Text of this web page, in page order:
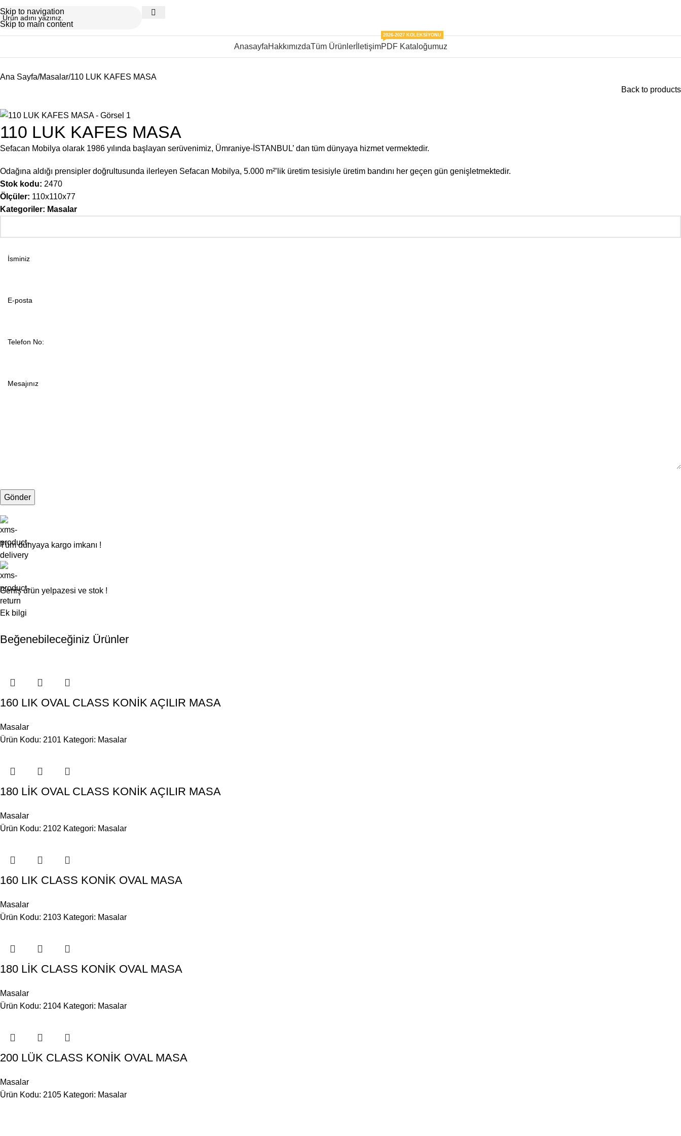
Skip to navigation
Skip to main content
AnasayfaHakkımızdaTüm ÜrünlerİletişimPDF Kataloğumuz
2026-2027 KOLEKSIYONU
Ana Sayfa Masalar 110 LUK KAFES MASA
Back to products
110 LUK KAFES MASA
Sefacan Mobilya olarak 1986 yılında başlayan serüvenimiz, Ümraniye-İSTANBUL’ dan tüm dünyaya hizmet vermektedir.
Odağına aldığı prensipler doğrultusunda ilerleyen Sefacan Mobilya, 5.000 m²’lik üretim tesisiyle üretim bandını her geçen gün genişletmektedir.
Stok kodu: 2470
Ölçüler: 110x110x77
Kategoriler: Masalar
Tüm dünyaya kargo imkanı !
Geniş ürün yelpazesi ve stok !
Ek bilgi
Beğenebileceğiniz Ürünler
160 LIK OVAL CLASS KONİK AÇILIR MASA
Masalar
Ürün Kodu: 2101 Kategori: Masalar
180 LİK OVAL CLASS KONİK AÇILIR MASA
Masalar
Ürün Kodu: 2102 Kategori: Masalar
160 LIK CLASS KONİK OVAL MASA
Masalar
Ürün Kodu: 2103 Kategori: Masalar
180 LİK CLASS KONİK OVAL MASA
Masalar
Ürün Kodu: 2104 Kategori: Masalar
200 LÜK CLASS KONİK OVAL MASA
Masalar
Ürün Kodu: 2105 Kategori: Masalar